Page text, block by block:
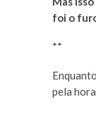
foi o
**
pela